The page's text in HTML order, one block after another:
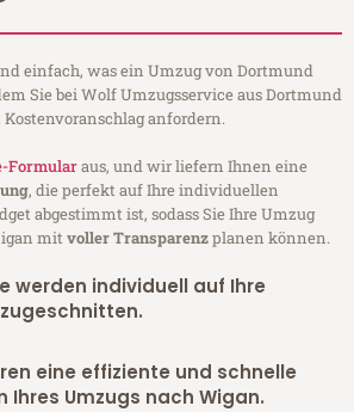
einfach, was ein Umzug von Dortmund
Sie bei Wolf Umzugsservice aus Dortmund
anfordern.
Formularaus, und wir liefern Ihnen eine
, die perfekt auf Ihre individuellen
abgestimmt ist, sodass Sie Ihre Umzug
mitvoller Transparenzplanen können.
werden individuell auf Ihre
eine effiziente und schnelle
Ihres Umzugs nach Wigan.